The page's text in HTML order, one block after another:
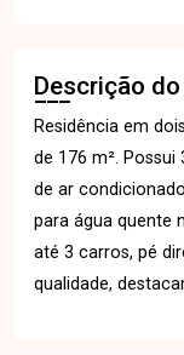
Descrição
Residência em
de 176 m².
de ar
para água quente
até 3 carros, pé
qualidade,